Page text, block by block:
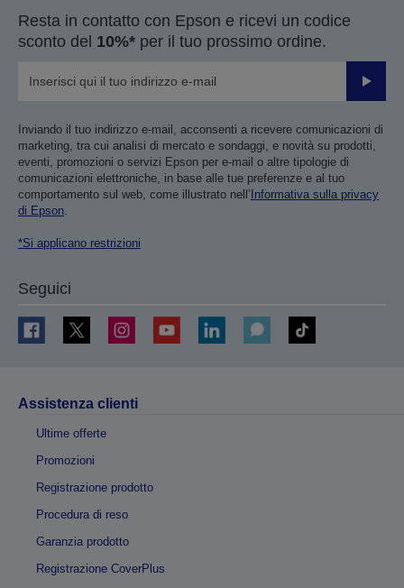
Resta in contatto con Epson e ricevi un codice
sconto del 10%* per il tuo prossimo ordine.
Invia
Inviando il tuo indirizzo e-mail, acconsenti a ricevere comunicazioni di
marketing, tra cui analisi di mercato e sondaggi, e novità su prodotti,
eventi, promozioni o servizi Epson per e-mail o altre tipologie di
comunicazioni elettroniche, in base alle tue preferenze e al tuo
comportamento sul web, come illustrato nell’ Informativa sulla privacy
di Epson.
*Si applicano restrizioni
Seguici
Assistenza clienti
Ultime offerte
Promozioni
Registrazione prodotto
Procedura di reso
Garanzia prodotto
Registrazione CoverPlus